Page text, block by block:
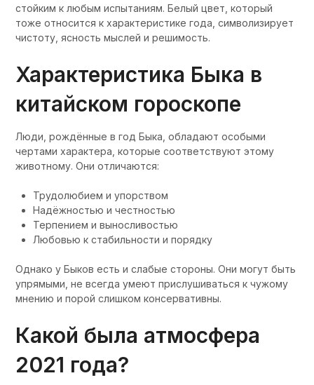
стойким к любым испытаниям. Белый цвет, который
тоже относится к характеристике года, символизирует
чистоту, ясность мыслей и решимость.
Характеристика Быка в
китайском гороскопе
Люди, рождённые в год Быка, обладают особыми
чертами характера, которые соответствуют этому
животному. Они отличаются:
Трудолюбием и упорством
Надёжностью и честностью
Терпением и выносливостью
Любовью к стабильности и порядку
Однако у Быков есть и слабые стороны. Они могут быть
упрямыми, не всегда умеют прислушиваться к чужому
мнению и порой слишком консервативны.
Какой была атмосфера
2021 года?